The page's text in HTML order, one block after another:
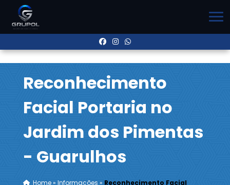
Reconhecimento
Facial Portaria no
Jardim dos Pimentas
- Guarulhos
Home» Informações » Reconhecimento Facial